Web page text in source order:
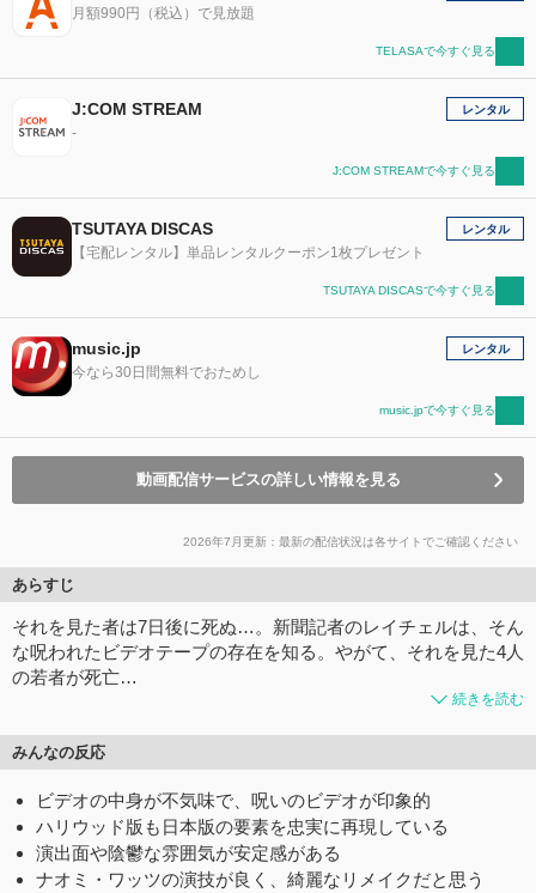
月額990円（税込）で見放題
TELASAで今すぐ見る
J:COM STREAM
-
レンタル
J:COM STREAMで今すぐ見る
TSUTAYA DISCAS
【宅配レンタル】単品レンタルクーポン1枚プレゼント
レンタル
TSUTAYA DISCASで今すぐ見る
music.jp
今なら30日間無料でおためし
レンタル
music.jpで今すぐ見る
動画配信サービスの詳しい情報を見る
2026年7月更新：最新の配信状況は各サイトでご確認ください
あらすじ
それを見た者は7日後に死ぬ…。新聞記者のレイチェルは、そん
な呪われたビデオテープの存在を知る。やがて、それを見た4人
の若者が死亡…
続きを読む
みんなの反応
ビデオの中身が不気味で、呪いのビデオが印象的
ハリウッド版も日本版の要素を忠実に再現している
演出面や陰鬱な雰囲気が安定感がある
ナオミ・ワッツの演技が良く、綺麗なリメイクだと思う